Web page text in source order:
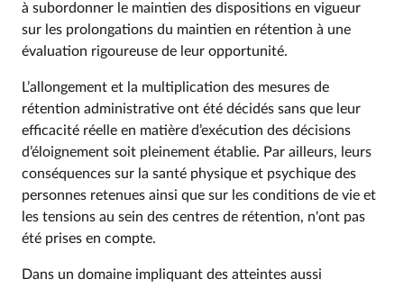
à subordonner le maintien des dispositions en vigueur
sur les prolongations du maintien en rétention à une
évaluation rigoureuse de leur opportunité.
L’allongement et la multiplication des mesures de
rétention administrative ont été décidés sans que leur
efficacité réelle en matière d’exécution des décisions
d’éloignement soit pleinement établie. Par ailleurs, leurs
conséquences sur la santé physique et psychique des
personnes retenues ainsi que sur les conditions de vie et
les tensions au sein des centres de rétention, n'ont pas
été prises en compte.
Dans un domaine impliquant des atteintes aussi